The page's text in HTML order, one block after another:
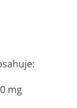
mg